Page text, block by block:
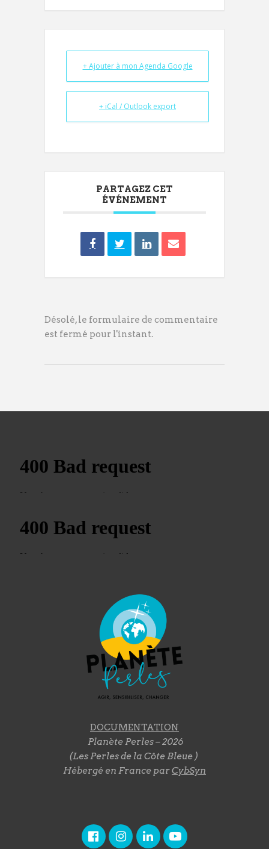
+ Ajouter à mon Agenda Google
+ iCal / Outlook export
PARTAGEZ CET
ÉVÉNEMENT
Désolé, le formulaire de commentaire
est fermé pour l'instant.
DOCUMENTATION
Planète Perles – 2026
(Les Perles de la Côte Bleue )
Hébergé en France parCybSyn